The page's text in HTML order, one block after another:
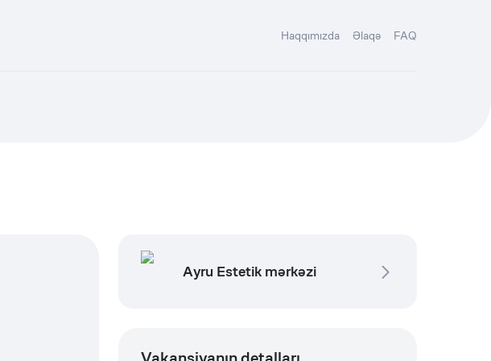
Haqqımızda Əlaqə FAQ
Ayru Estetik mərkəzi